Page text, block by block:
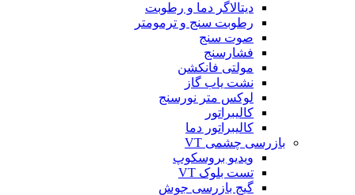
دیتالاگر دما و رطوبت
رطوبت سنج و ترمومتر
صوت سنج
فشارسنج
مولتی فانکشن
نشت یاب گاز
لوکس متر نورسنج
کالیبراتور
کالیبراتور دما
بازرسی چشمی VT
ویدیو بروسکوپ
تست بلوک VT
گیج بازرسی جوش